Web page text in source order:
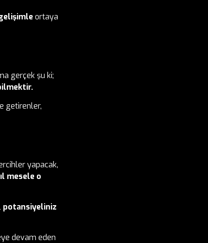
ortaya
gerçek şu ki;
getirenler,
yapacak,
mesele o
potansiyeliniz
devam eden